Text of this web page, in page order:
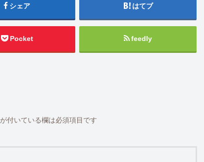
シェア はてブ
Pocket feedly
が付いている欄は必須項目です